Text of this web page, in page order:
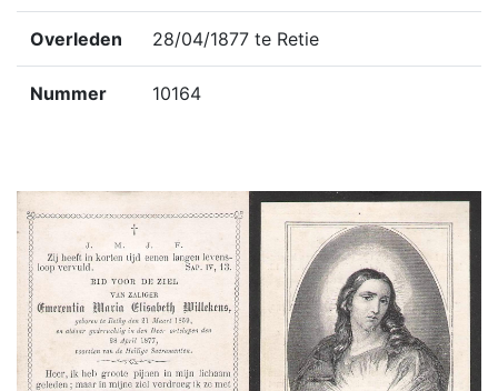
Overleden 28/04/1877 te Retie
Nummer 10164